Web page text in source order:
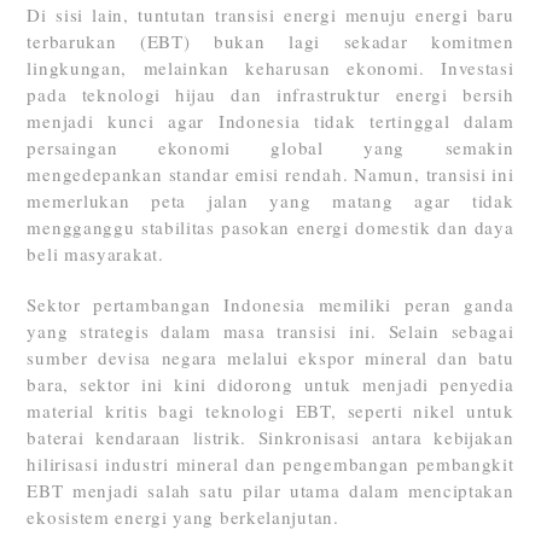
Di sisi lain, tuntutan transisi energi menuju energi baru
terbarukan (EBT) bukan lagi sekadar komitmen
lingkungan, melainkan keharusan ekonomi. Investasi
pada teknologi hijau dan infrastruktur energi bersih
menjadi kunci agar Indonesia tidak tertinggal dalam
persaingan ekonomi global yang semakin
mengedepankan standar emisi rendah. Namun, transisi ini
memerlukan peta jalan yang matang agar tidak
mengganggu stabilitas pasokan energi domestik dan daya
beli masyarakat.
Sektor pertambangan Indonesia memiliki peran ganda
yang strategis dalam masa transisi ini. Selain sebagai
sumber devisa negara melalui ekspor mineral dan batu
bara, sektor ini kini didorong untuk menjadi penyedia
material kritis bagi teknologi EBT, seperti nikel untuk
baterai kendaraan listrik. Sinkronisasi antara kebijakan
hilirisasi industri mineral dan pengembangan pembangkit
EBT menjadi salah satu pilar utama dalam menciptakan
ekosistem energi yang berkelanjutan.